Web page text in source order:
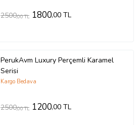
2500,00 TL 1800,00 TL
PerukAvm Luxury Perçemli Karamel
Serisi
Kargo Bedava
2500,00 TL 1200,00 TL